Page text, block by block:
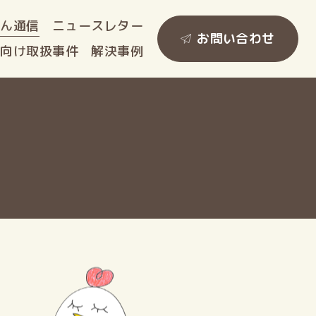
け取扱事件 解決事例
通信 ニュース レター
お問い合わせ